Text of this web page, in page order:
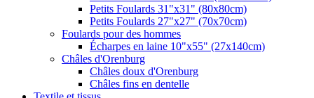
Petits Foulards 31"x31" (80x80cm)
Petits Foulards 27"x27" (70x70cm)
Foulards pour des hommes
Écharpes en laine 10"x55" (27x140cm)
Châles d'Orenburg
Châles doux d'Orenburg
Châles fins en dentelle